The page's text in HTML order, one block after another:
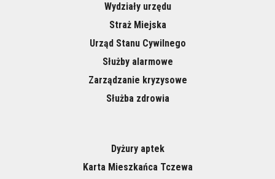
Wydziały urzędu
Straż Miejska
Urząd Stanu Cywilnego
Służby alarmowe
Zarządzanie kryzysowe
Służba zdrowia
Dyżury aptek
Karta Mieszkańca Tczewa